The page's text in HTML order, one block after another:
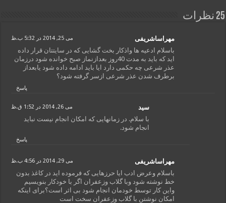
25 نظرات
مهراساشریفی می 25, 2014 در 5:32 ب.ظ
باسلام ادعیه ها واذکار بخت گشایی که در سایتتان قرار داده
اید که باید به مدت 40روز بعدازنماز صبح خوانده شود درزمان
عذر شرعی چه حکمی دارد ایا باید ادامه داده شود یابعداز
برطرف شدن عذر شرعی ازسر گرفته شود؟
پاسخ
سید می 26, 2014 در 1:52 ق.ظ
با سلام. در زمانهایی که امکان انجام نیست نباید
انجام شود.
پاسخ
مهراساشریفی می 29, 2014 در 4:56 ب.ظ
باسلام وعرض ادب ایا حرزهایی که فرموده اید در کاغذ بدون
خط نوشته شود وبا گلاب وزعفران اگر با خودکار بنویسیم
واین کار توسط خودمان انجام شود بی اثر است؟برای اینکه
امکان نوشتن با گلاب وزعفران سخت است